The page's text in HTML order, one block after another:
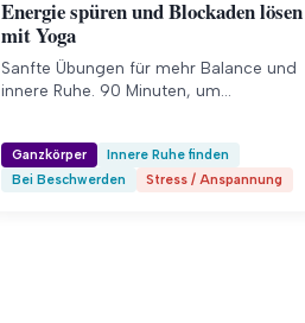
Energie spüren und Blockaden lösen
mit Yoga
Sanfte Übungen für mehr Balance und
innere Ruhe. 90 Minuten, um
Ganzkörper
Innere Ruhe finden
Bei Beschwerden
Stress / Anspannung